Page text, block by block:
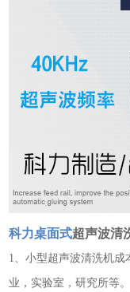
科力桌面式超声波清
1、小型超声波清洗机成
业，实验室，研究所等。